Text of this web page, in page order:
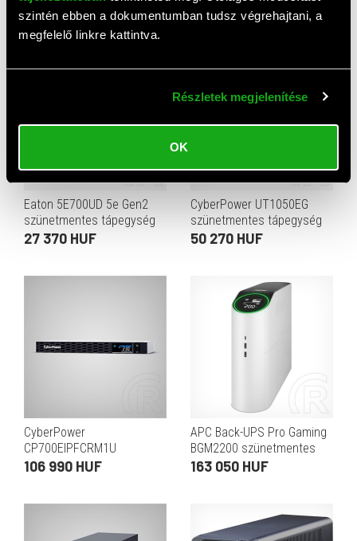
szintén ebben a dokumentumban tudsz végrehajtani, a
megfelelő linkre kattintva.
Részletek megjelenítése
OK
(line-interaktív, AVR, 450 W /
800 VA, 4x Schuko, 1,52 m
kábel, torony)
38 040 HUF
1320 W, 4x Schuko, 2x C13
aljzat, vonalinteraktív,
163 050 HUF
Eaton 5E700UD 5e Gen2
szünetmentes tápegység
(700 VA, 360 W, 2 Schuko
27 370 HUF
CyberPower UT1050EG
szünetmentes tápegység
(4 aljzat, 1050 VA, 630 W,
50 270 HUF
CyberPower
CP700EIPFCRM1U
szünetmentes tápegység
106 990 HUF
APC Back-UPS Pro Gaming
BGM2200 szünetmentes
tápegység (2200 VA, 1320
163 050 HUF